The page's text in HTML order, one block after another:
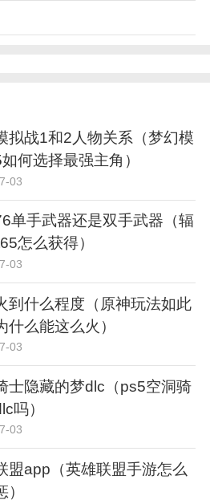
拟战1和2人物关系（梦幻模
何选择最强主角）
03
单手武器还是双手武器（辐
怎么获得）
03
到什么程度（原神玩法如此
什么能这么火）
03
士隐藏的梦dlc（ps5空洞骑
吗）
03
盟app（英雄联盟手游怎么